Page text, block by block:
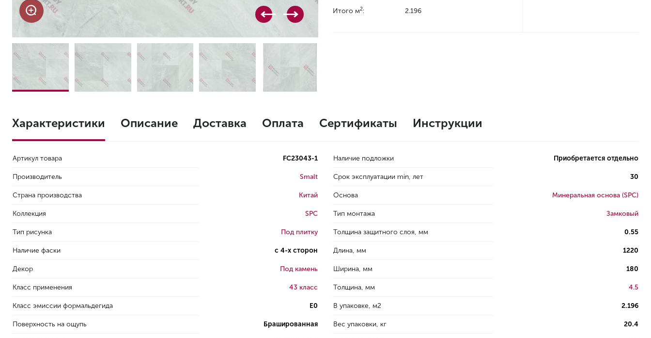
Итого м2: 2.196
Характеристики Описание Доставка Оплата Сертификаты Инструкции
Артикул товара FC23043-1
Производитель Smalt
Страна производства Китай
Коллекция SPC
Тип рисунка Под плитку
Наличие фаски с 4-х сторон
Декор Под камень
Класс применения 43 класс
Класс эмиссии формальдегида E0
Поверхность на ощупь Брашированная
Наличие подложки Приобретается отдельно
Срок эксплуатации min, лет 30
Основа Минеральная основа (SPC)
Тип монтажа Замковый
Толщина защитного слоя, мм 0.55
Длина, мм 1220
Ширина, мм 180
Толщина, мм 4.5
В упаковке, м2 2.196
Вес упаковки, кг 20.4